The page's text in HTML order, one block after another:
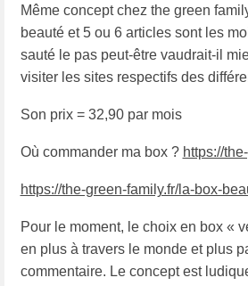
Même concept chez the green
beauté et 5 ou 6 articles sont les
sauté le pas peut-être vaudrait-il
visiter les sites respectifs des
Son prix = 32,90 par mois
Où commander ma box ? https://
https://the-green-family.fr/la-box-
Pour le moment, le choix en box «
en plus à travers le monde et plus
commentaire. Le concept est